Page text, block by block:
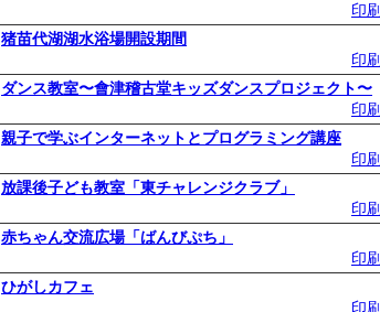
印刷
猪苗代湖湖水浴場開設期間
印刷
ダンス教室〜會津稽古堂キッズダンスプロジェクト〜
印刷
親子で学ぶインターネットとプログラミング講座
印刷
放課後子ども教室「東チャレンジクラブ」
印刷
赤ちゃん交流広場「ばんびぷち」
印刷
ひがしカフェ
印刷